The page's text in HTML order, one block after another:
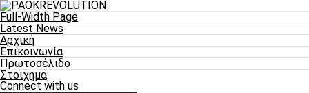
Full-Width Page
Latest News
Αρχική
Επικοινωνία
Πρωτοσέλιδο
Στοίχημα
Connect with us